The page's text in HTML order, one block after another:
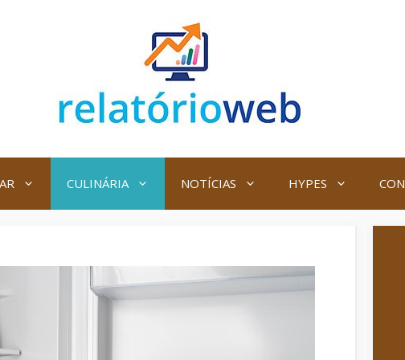
CULINÁRIA NOTÍCIAS HYPES